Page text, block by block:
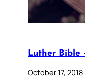
Luther Bible
October 17, 2018